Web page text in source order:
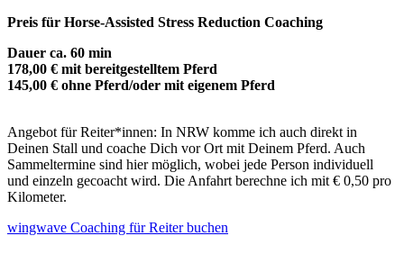
Preis für Horse-Assisted Stress Reduction Coaching
Dauer ca. 60 min
178,00 € mit bereitgestelltem Pferd
145,00 € ohne Pferd/oder mit eigenem Pferd
Angebot für Reiter*innen: In NRW komme ich auch direkt in
Deinen Stall und coache Dich vor Ort mit Deinem Pferd. Auch
Sammeltermine sind hier möglich, wobei jede Person individuell
und einzeln gecoacht wird. Die Anfahrt berechne ich mit € 0,50 pro
Kilometer.
wingwave Coaching für Reiter buchen